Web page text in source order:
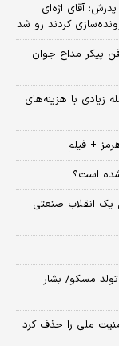
آقای اژه‌ای
کردند رو شد
پیکر مداح جوان
زیادی با هزینه‌های
+ فیلم
است؟
یک انقلاب صنعتی
مسکو/ بشار
ملی را حذف کرد